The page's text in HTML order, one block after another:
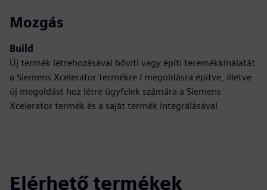
Mozgás
Build
Új termék létrehozásával bővíti vagy építi teremékkínálatát
a Siemens Xcelerator termékre / megoldásra építve, illetve
új megoldást hoz létre ügyfelek számára a Siemens
Xcelerator termék és a saját termék integrálásával
Elérhető termékek